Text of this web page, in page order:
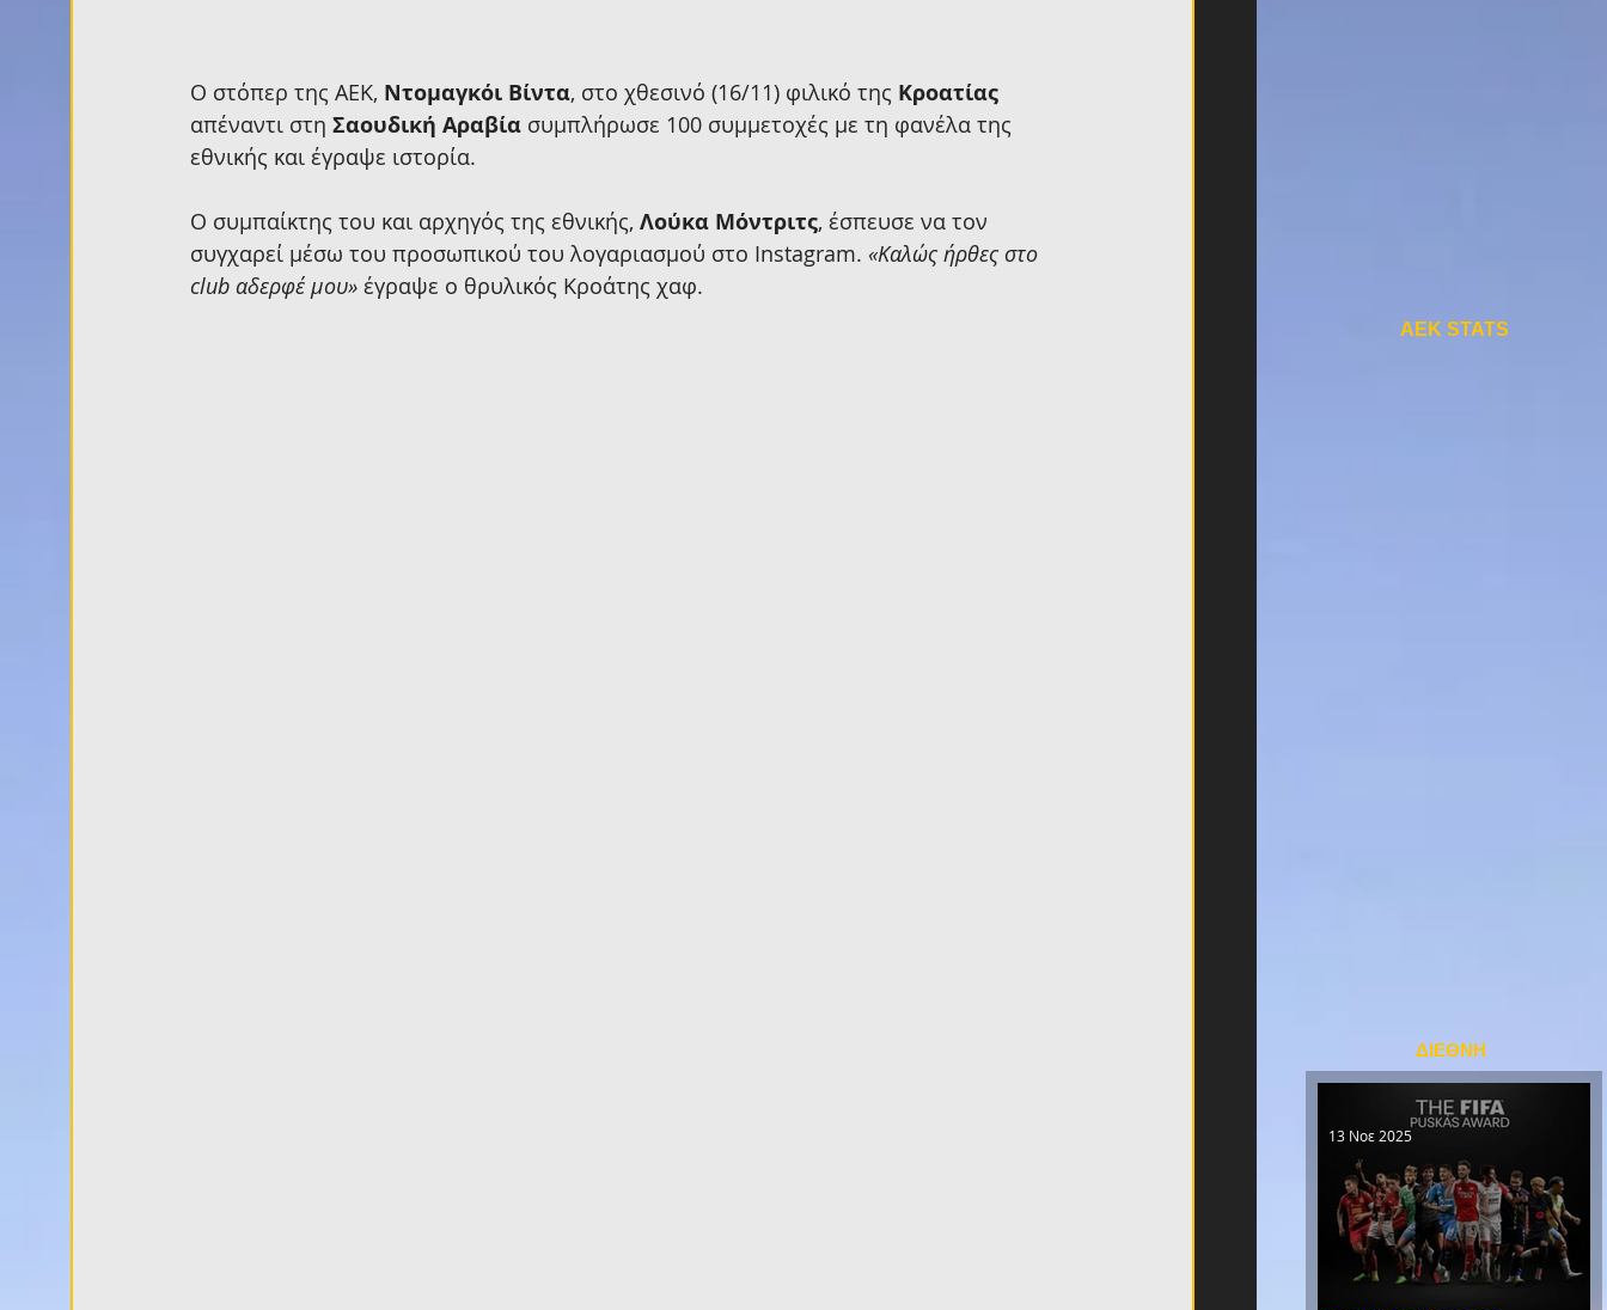
Ο στόπερ της ΑΕΚ, Ντομαγκόι Βίντα, στο χθεσινό (16/11) φιλικό της Κροατίας
απέναντι στη Σαουδική Αραβία συμπλήρωσε 100 συμμετοχές με τη φανέλα της
εθνικής και έγραψε ιστορία.
Ο συμπαίκτης του και αρχηγός της εθνικής, Λούκα Μόντριτς, έσπευσε να τον
συγχαρεί μέσω του προσωπικού του λογαριασμού στο Instagram. «Καλώς ήρθες στο
club αδερφέ μου» έγραψε ο θρυλικός Κροάτης χαφ.
ΔΙΕΘΝΗ
13 Νοε 2025
AEK STATS